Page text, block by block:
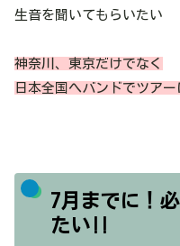
生音を聞いてもらいたい
神奈川、東京だけでなく
日本全国へバンドでツアー
7月までに！
たい‼